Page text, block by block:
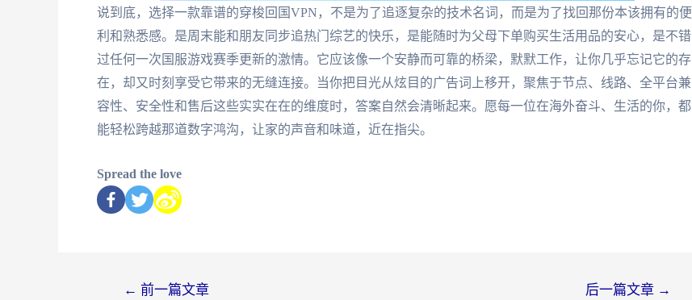
说到底，选择一款靠谱的穿梭回国VPN，不是为了追逐复杂的技术名词，而是为了找回那份本该拥有的便
利和熟悉感。是周末能和朋友同步追热门综艺的快乐，是能随时为父母下单购买生活用品的安心，是不错
过任何一次国服游戏赛季更新的激情。它应该像一个安静而可靠的桥梁，默默工作，让你几乎忘记它的存
在，却又时刻享受它带来的无缝连接。当你把目光从炫目的广告词上移开，聚焦于节点、线路、全平台兼
容性、安全性和售后这些实实在在的维度时，答案自然会清晰起来。愿每一位在海外奋斗、生活的你，都
能轻松跨越那道数字鸿沟，让家的声音和味道，近在指尖。
Spread the love
← 前一篇文章 后一篇文章 →